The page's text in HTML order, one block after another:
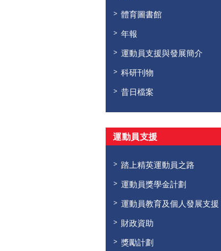
體育圖書館
年報
運動員支援與發展簡介
科研刊物
昔日檔案
運動員支援
踏上精英運動員之路
運動員獎學金計劃
運動員教育及個人發展支援
財政資助
獎勵計劃